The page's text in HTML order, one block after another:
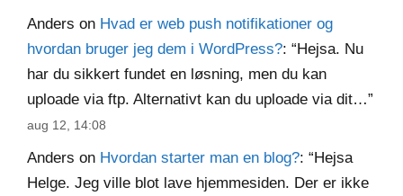
Anders on Hvad er web push notifikationer og
hvordan bruger jeg dem i WordPress?: “ Hejsa. Nu
har du sikkert fundet en løsning, men du kan
uploade via ftp. Alternativt kan du uploade via dit…”
aug 12, 14:08
Anders on Hvordan starter man en blog?: “Hejsa
Helge. Jeg ville blot lave hjemmesiden. Der er ikke